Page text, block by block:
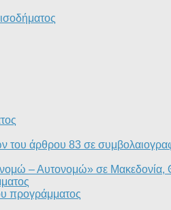
του άρθρου 83 σε
– Αυτονομώ» σε Μακεδονία,
προγράμματος